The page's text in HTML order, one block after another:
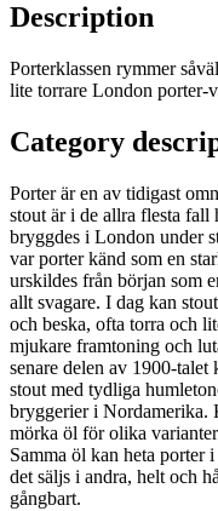
Description
Porterklassen rymmer
lite torrare London porter-
Category
Porter är en av tidigast
stout är i de allra flesta fall
bryggdes i London under
var porter känd som en
urskildes från början som
allt svagare. I dag kan
och beska, ofta torra och
mjukare framtoning och
senare delen av 1900-
stout med tydliga
bryggerier i Nordamerika.
mörka öl för olika
Samma öl kan heta porter
det säljs i andra, helt och
gångbart.